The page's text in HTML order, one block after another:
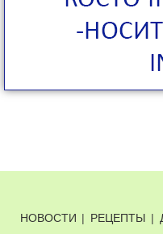
НОВОСТИ | РЕЦЕПТЫ |